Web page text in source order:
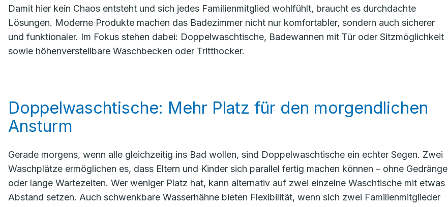
Damit hier kein Chaos entsteht und sich jedes Familienmitglied wohlfühlt, braucht es durchdachte
Lösungen. Moderne Produkte machen das Badezimmer nicht nur komfortabler, sondern auch sicherer
und funktionaler. Im Fokus stehen dabei: Doppelwaschtische, Badewannen mit Tür oder Sitzmöglichkeit
sowie höhenverstellbare Waschbecken oder Tritthocker.
Doppelwaschtische: Mehr Platz für den morgendlichen
Ansturm
Gerade morgens, wenn alle gleichzeitig ins Bad wollen, sind Doppelwaschtische ein echter Segen. Zwei
Waschplätze ermöglichen es, dass Eltern und Kinder sich parallel fertig machen können – ohne Gedränge
oder lange Wartezeiten. Wer weniger Platz hat, kann alternativ auf zwei einzelne Waschtische mit etwas
Abstand setzen. Auch schwenkbare Wasserhähne bieten Flexibilität, wenn sich zwei Familienmitglieder